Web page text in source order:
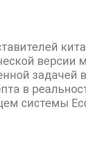
версии
задачей
в
системы